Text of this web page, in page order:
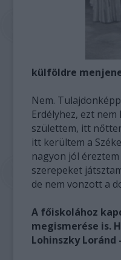
külföldre
Nem.
Erdélyhez, ezt
születtem, itt
itt kerültem a
nagyon jól
szerepeket
de nem vonzott a
A főiskolához
megismerése is.
Lohinszky Loránd